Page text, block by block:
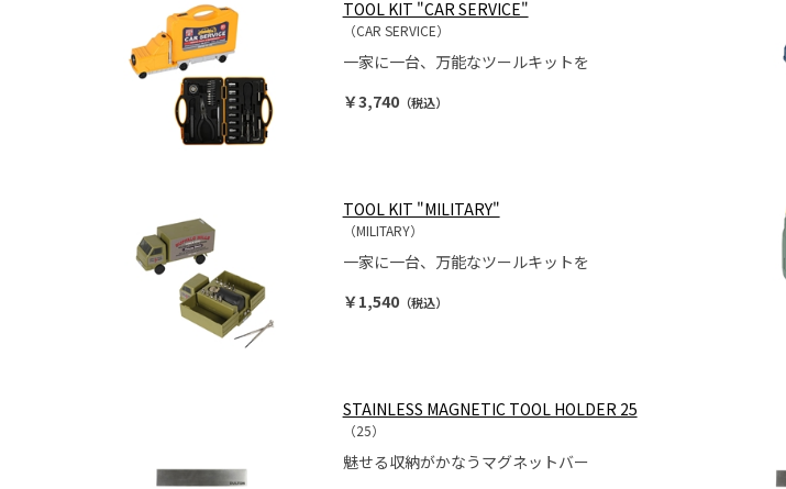
TOOL KIT "CAR SERVICE"
（CAR SERVICE）
一家に一台、万能なツールキットを
￥3,740（税込）
TOOL KIT "MILITARY"
（MILITARY）
一家に一台、万能なツールキットを
￥1,540（税込）
STAINLESS MAGNETIC TOOL HOLDER 25
（25）
魅せる収納がかなうマグネットバー